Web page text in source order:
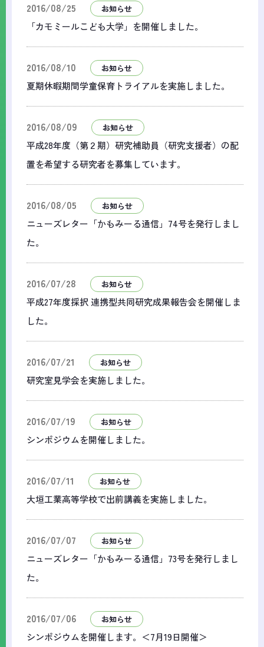
2016/08/25 お知らせ
「カモミールこども大学」を開催しました。
2016/08/10 お知らせ
夏期休暇期間学童保育トライアルを実施しました。
2016/08/09 お知らせ
平成28年度（第２期）研究補助員（研究支援者）の配
置を希望する研究者を募集しています。
2016/08/05 お知らせ
ニューズレター「かもみーる通信」74号を発行しまし
た。
2016/07/28 お知らせ
平成27年度採択 連携型共同研究成果報告会を開催しま
した。
2016/07/21 お知らせ
研究室見学会を実施しました。
2016/07/19 お知らせ
シンポジウムを開催しました。
2016/07/11 お知らせ
大垣工業高等学校で出前講義を実施しました。
2016/07/07 お知らせ
ニューズレター「かもみーる通信」73号を発行しまし
た。
2016/07/06 お知らせ
シンポジウムを開催します。＜7月19日開催＞